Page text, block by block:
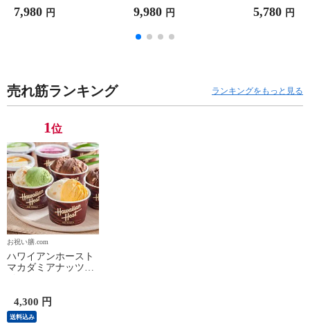
で準備不要│レンジOK│
7,980 円
初めセット ／《累計30万
食突破お食い初め専門店》
9,980 円
の蛤吸・赤飯
5,780 円
売れ筋ランキング ランキングをもっと見る
1位
お祝い膳.com
ハワイアンホースト
マカダミアナッツア
4,300 円
送料込み